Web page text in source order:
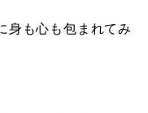
身も心も包まれてみ